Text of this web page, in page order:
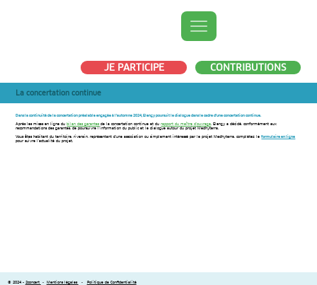
JE PARTICIPE CONTRIBUTIONS
La concertation continue
Dans la continuité de la concertation préalable engagée à l’automne 2024, Elengy poursuit le dialogue dans le cadre d’une concertation continue.
Après les mises en ligne dubilan des garantes de la concertation continue et durapport du maître d’ouvrage , Elengy a décidé, conformément aux
recommandations des garantes, de poursuivre l’information du public et le dialogue autour du projet Medhyterra.
Vous êtes habitant du territoire, riverain, représentant d’une association ou simplement intéressé par le projet Medhyterra, complétez leformulaire en ligne
pour suivre l’actualité du projet.
© 2024 - 2concert • Mentions légales • Politique de Confidentialité